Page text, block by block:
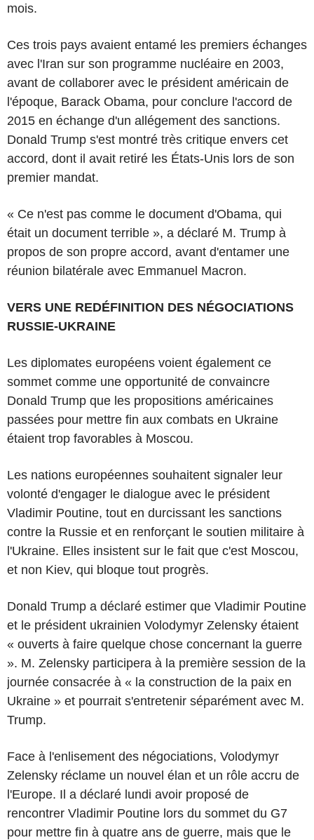
mois.
Ces trois pays avaient entamé les premiers échanges
avec l'Iran sur son programme nucléaire en 2003,
avant de collaborer avec le président américain de
l'époque, Barack Obama, pour conclure l'accord de
2015 en échange d'un allégement des sanctions.
Donald Trump s'est montré très critique envers cet
accord, dont il avait retiré les États-Unis lors de son
premier mandat.
« Ce n'est pas comme le document d'Obama, qui
était un document terrible », a déclaré M. Trump à
propos de son propre accord, avant d'entamer une
réunion bilatérale avec Emmanuel Macron.
VERS UNE REDÉFINITION DES NÉGOCIATIONS
RUSSIE-UKRAINE
Les diplomates européens voient également ce
sommet comme une opportunité de convaincre
Donald Trump que les propositions américaines
passées pour mettre fin aux combats en Ukraine
étaient trop favorables à Moscou.
Les nations européennes souhaitent signaler leur
volonté d'engager le dialogue avec le président
Vladimir Poutine, tout en durcissant les sanctions
contre la Russie et en renforçant le soutien militaire à
l'Ukraine. Elles insistent sur le fait que c'est Moscou,
et non Kiev, qui bloque tout progrès.
Donald Trump a déclaré estimer que Vladimir Poutine
et le président ukrainien Volodymyr Zelensky étaient
« ouverts à faire quelque chose concernant la guerre
». M. Zelensky participera à la première session de la
journée consacrée à « la construction de la paix en
Ukraine » et pourrait s'entretenir séparément avec M.
Trump.
Face à l'enlisement des négociations, Volodymyr
Zelensky réclame un nouvel élan et un rôle accru de
l'Europe. Il a déclaré lundi avoir proposé de
rencontrer Vladimir Poutine lors du sommet du G7
pour mettre fin à quatre ans de guerre, mais que le